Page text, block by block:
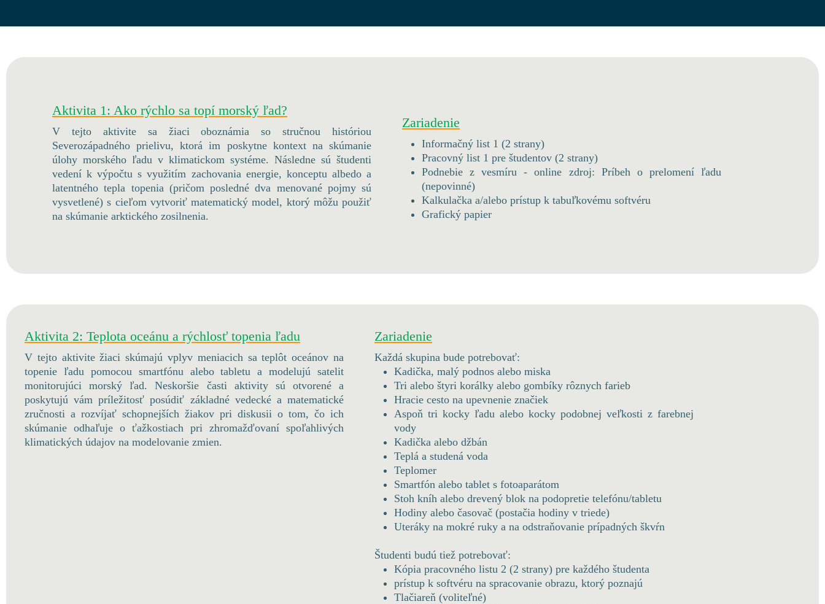
Aktivita 1: Ako rýchlo sa topí morský ľad?
V tejto aktivite sa žiaci oboznámia so stručnou históriou
Severozápadného prielivu, ktorá im poskytne kontext na skúmanie
úlohy morského ľadu v klimatickom systéme. Následne sú študenti
vedení k výpočtu s využitím zachovania energie, konceptu albedo a
latentného tepla topenia (pričom posledné dva menované pojmy sú
vysvetlené) s cieľom vytvoriť matematický model, ktorý môžu použiť
na skúmanie arktického zosilnenia.
Zariadenie
Informačný list 1 (2 strany)
Pracovný list 1 pre študentov (2 strany)
Podnebie z vesmíru - online zdroj: Príbeh o prelomení ľadu
(nepovinné)
Kalkulačka a/alebo prístup k tabuľkovému softvéru
Grafický papier
Aktivita 2: Teplota oceánu a rýchlosť topenia ľadu
V tejto aktivite žiaci skúmajú vplyv meniacich sa teplôt oceánov na
topenie ľadu pomocou smartfónu alebo tabletu a modelujú satelit
monitorujúci morský ľad. Neskoršie časti aktivity sú otvorené a
poskytujú vám príležitosť posúdiť základné vedecké a matematické
zručnosti a rozvíjať schopnejších žiakov pri diskusii o tom, čo ich
skúmanie odhaľuje o ťažkostiach pri zhromažďovaní spoľahlivých
klimatických údajov na modelovanie zmien.
Zariadenie
Každá skupina bude potrebovať:
Kadička, malý podnos alebo miska
Tri alebo štyri korálky alebo gombíky rôznych farieb
Hracie cesto na upevnenie značiek
Aspoň tri kocky ľadu alebo kocky podobnej veľkosti z farebnej
vody
Kadička alebo džbán
Teplá a studená voda
Teplomer
Smartfón alebo tablet s fotoaparátom
Stoh kníh alebo drevený blok na podopretie telefónu/tabletu
Hodiny alebo časovač (postačia hodiny v triede)
Uteráky na mokré ruky a na odstraňovanie prípadných škvŕn
Študenti budú tiež potrebovať:
Kópia pracovného listu 2 (2 strany) pre každého študenta
prístup k softvéru na spracovanie obrazu, ktorý poznajú
Tlačiareň (voliteľné)